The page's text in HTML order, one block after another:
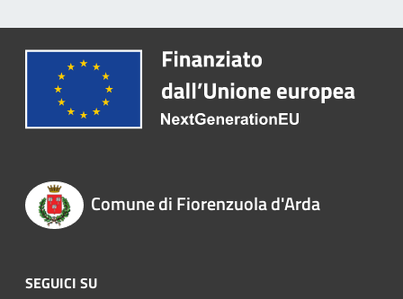
Comune di Fiorenzuola d'Arda
SEGUICI SU